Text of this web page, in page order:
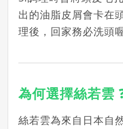
出的油脂皮屑會卡在
理後，回家務必洗頭
為何選擇絲若雲
絲若雲為來自日本自